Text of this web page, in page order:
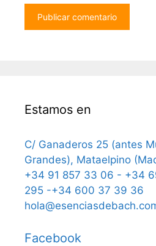
Estamos en
C/ Ganaderos 25 (antes
Grandes), Mataelpino
+34 91 857 33 06 - +34
295 -+34 600 37 39 36
Facebook